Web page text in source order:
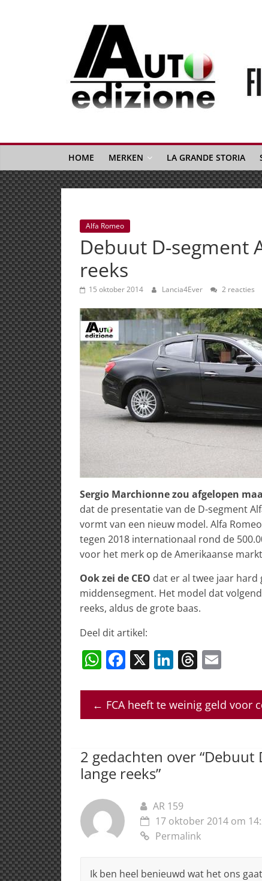
Auto
Edizione
La
Gazetta
dell'Automobile
Italiana
|
Italiaans
autonieuws
&
lifestyle
HOME MERKEN LA GRANDE STORIA
Alfa Romeo
Debuut D-segment
reeks
15 oktober 2014 Lancia4Ever 2 reacties
Sergio Marchionne zou afgelopen
dat de presentatie van de D-segment
vormt van een nieuw model. Alfa
tegen 2018 internationaal rond de
voor het merk op de Amerikaanse
Ook zei de CEO dat er al twee jaar
middensegment. Het model dat
reeks, aldus de grote baas.
Deel dit artikel:
W
at
s
p
p
F
c
e
o
o
X Li
k
e
n
T
re
a
s
ai
l
← FCA heeft te weinig geld voor
2 gedachten over “Debuut
lange reeks”
AR 159
17 oktober 2014 om
Permalink
Ik ben heel benieuwd wat het ons